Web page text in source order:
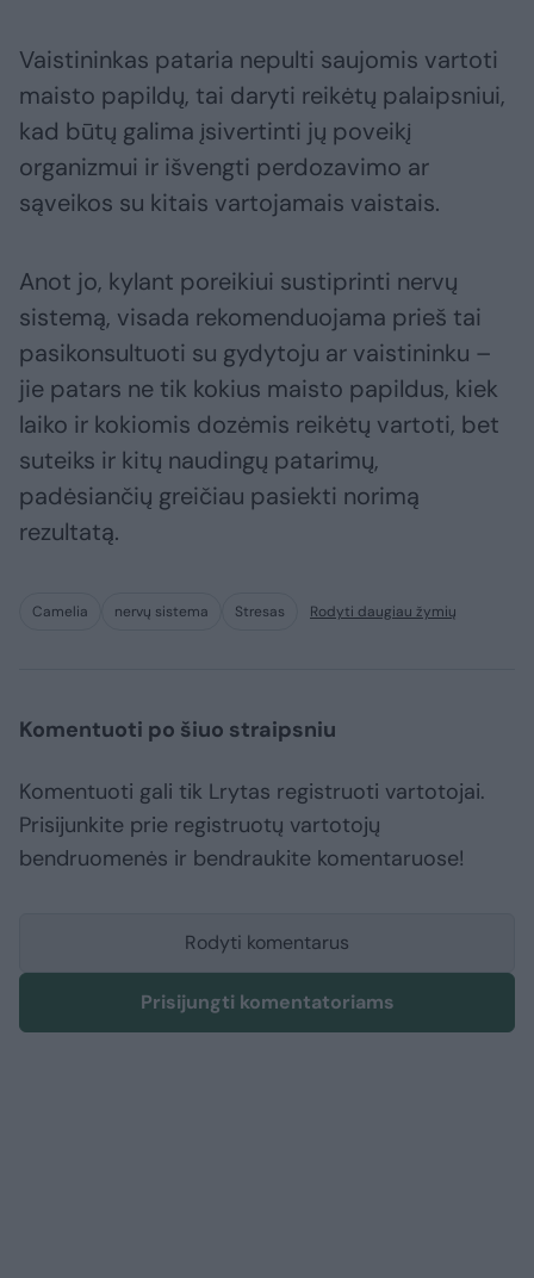
Vaistininkas pataria nepulti saujomis vartoti
maisto papildų, tai daryti reikėtų palaipsniui,
kad būtų galima įsivertinti jų poveikį
organizmui ir išvengti perdozavimo ar
sąveikos su kitais vartojamais vaistais.
Anot jo, kylant poreikiui sustiprinti nervų
sistemą, visada rekomenduojama prieš tai
pasikonsultuoti su gydytoju ar vaistininku –
jie patars ne tik kokius maisto papildus, kiek
laiko ir kokiomis dozėmis reikėtų vartoti, bet
suteiks ir kitų naudingų patarimų,
padėsiančių greičiau pasiekti norimą
rezultatą.
Camelia nervų sistema Stresas Rodyti daugiau žymių
Komentuoti po šiuo straipsniu
Komentuoti gali tik Lrytas registruoti vartotojai.
Prisijunkite prie registruotų vartotojų
bendruomenės ir bendraukite komentaruose!
Rodyti komentarus
Prisijungti komentatoriams